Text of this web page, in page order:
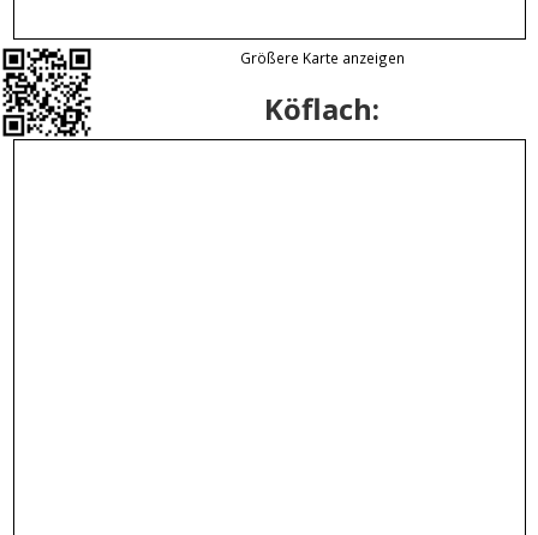
Größere Karte anzeigen
Köflach: